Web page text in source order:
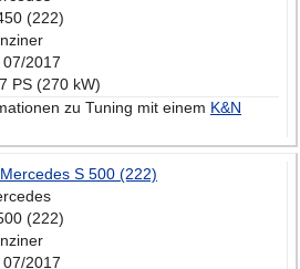
(222)
07/2017
PS (270 kW)
zu Tuning mit einem K&N
S 500 (222)
(222)
07/2017